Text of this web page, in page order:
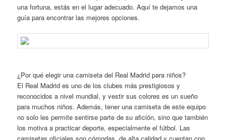
una fortuna, estás en el lugar adecuado. Aquí te dejamos una
guía para encontrar las mejores opciones.
¿Por qué elegir una camiseta del Real Madrid para niños?
El Real Madrid es uno de los clubes más prestigiosos y
reconocidos a nivel mundial, y vestir sus colores es un sueño
para muchos niños. Además, tener una camiseta de este equipo
no solo les permite sentirse parte de su afición, sino que también
los motiva a practicar deporte, especialmente el fútbol. Las